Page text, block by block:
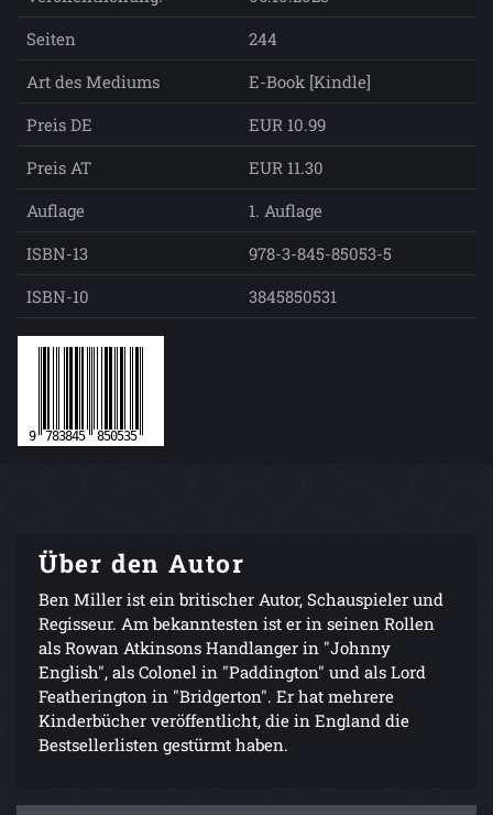
Seiten
244
Art des Mediums
E-Book [Kindle]
Preis DE
EUR 10.99
Preis AT
EUR 11.30
Auflage
1. Auflage
ISBN-13
978-3-845-85053-5
ISBN-10
3845850531
Über den Autor
Ben Miller ist ein britischer Autor, Schauspieler und
Regisseur. Am bekanntesten ist er in seinen Rollen
als Rowan Atkinsons Handlanger in "Johnny
English", als Colonel in "Paddington" und als Lord
Featherington in "Bridgerton". Er hat mehrere
Kinderbücher veröffentlicht, die in England die
Bestsellerlisten gestürmt haben.